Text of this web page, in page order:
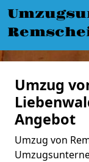
Umzug
Angebot
Umzug von